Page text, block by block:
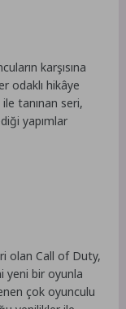
karşısına
odaklı hikâye
tanınan seri,
yapımlar
olan Call of Duty,
yeni bir oyunla
çok oyunculu